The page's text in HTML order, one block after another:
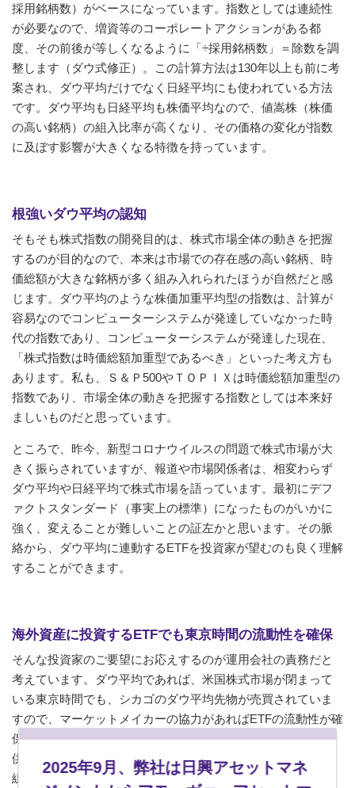
採用銘柄数）がベースになっています。指数としては連続性
が必要なので、増資等のコーポレートアクションがある都
度、その前後が等しくなるように「÷採用銘柄数」＝除数を調
整します（ダウ式修正）。この計算方法は130年以上も前に考
案され、ダウ平均だけでなく日経平均にも使われている方法
です。ダウ平均も日経平均も株価平均なので、値嵩株（株価
の高い銘柄）の組入比率が高くなり、その価格の変化が指数
に及ぼす影響が大きくなる特徴を持っています。
根強いダウ平均の認知
そもそも株式指数の開発目的は、株式市場全体の動きを把握
するのが目的なので、本来は市場での存在感の高い銘柄、時
価総額が大きな銘柄が多く組み入れられたほうが自然だと感
じます。ダウ平均のような株価加重平均型の指数は、計算が
容易なのでコンピューターシステムが発達していなかった時
代の指数であり、コンピューターシステムが発達した現在、
「株式指数は時価総額加重型であるべき」といった考え方も
あります。私も、Ｓ＆Ｐ500やＴＯＰＩＸは時価総額加重型の
指数であり、市場全体の動きを把握する指数としては本来好
ましいものだと思っています。
ところで、昨今、新型コロナウイルスの問題で株式市場が大
きく振らされていますが、報道や市場関係者は、相変わらず
ダウ平均や日経平均で株式市場を語っています。最初にデフ
ァクトスタンダード（事実上の標準）になったものがいかに
強く、変えることが難しいことの証左かと思います。その脈
絡から、ダウ平均に連動するETFを投資家が望むのも良く理解
することができます。
海外資産に投資するETFでも東京時間の流動性を確保
そんな投資家のご要望にお応えするのが運用会社の責務だと
考えています。ダウ平均であれば、米国株式市場が閉まって
いる東京時間でも、シカゴのダウ平均先物が売買されていま
すので、マーケットメイカーの協力があればETFの流動性が確
保できます。あるマーケットメイカーからシードマネーの提
供、かつ、市場流動性提供の確約を得たことから、投資家目
線でのETFの質も確保できると判断しました。
2025年9月、弊社は日興アセットマネ